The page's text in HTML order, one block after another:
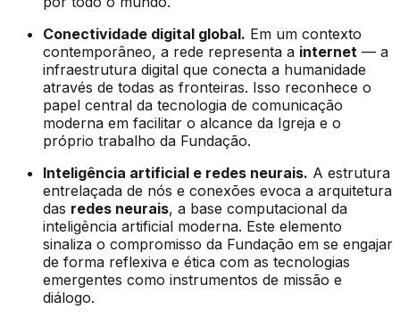
Conectividade digital global. Em um contexto
contemporâneo, a rede representa a internet — a
infraestrutura digital que conecta a humanidade
através de todas as fronteiras. Isso reconhece o
papel central da tecnologia de comunicação
moderna em facilitar o alcance da Igreja e o
próprio trabalho da Fundação.
Inteligência artificial e redes neurais. A estrutura
entrelaçada de nós e conexões evoca a arquitetura
das redes neurais, a base computacional da
inteligência artificial moderna. Este elemento
sinaliza o compromisso da Fundação em se engajar
de forma reflexiva e ética com as tecnologias
emergentes como instrumentos de missão e
diálogo.